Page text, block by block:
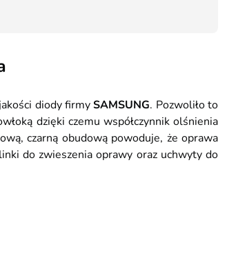
diody firmySAMSUNG. Pozwoliło to
dzięki czemu współczynnik olśnienia
czarną obudową powoduje, że oprawa
do zwieszenia oprawy oraz uchwyty do